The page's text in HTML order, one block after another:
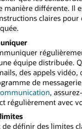
manière différente. Il
claires pour
équipe distribuée.
des appels vidéo,
de
,
régulièrement avec
définir des limites